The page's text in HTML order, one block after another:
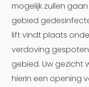
mogelijk zullen
gebied
lift vindt plaats
verdoving
gebied. Uw gezicht
hierin een opening